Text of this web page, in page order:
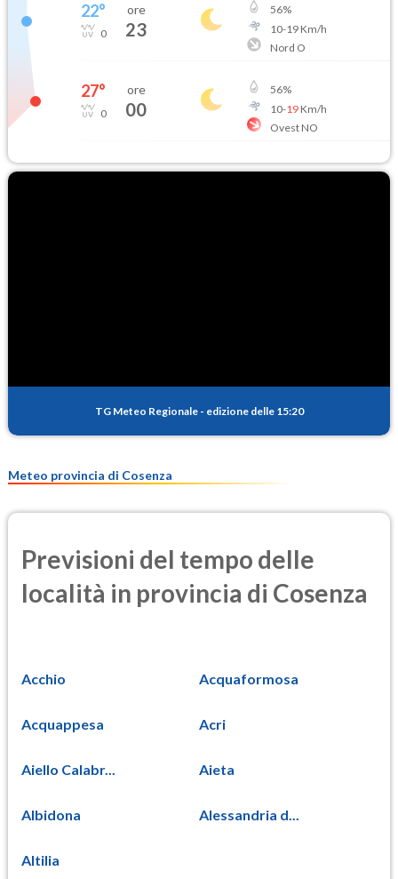
22°
0
ore
23
56%
10-19Km/h
Nord O
27°
0
ore
00
56%
10-19Km/h
Ovest NO
TG Meteo Regionale - edizione delle 15:20
Meteo provincia di Cosenza
Previsioni del tempo delle
località in provincia di Cosenza
Acchio Acquaformosa
Acquappesa Acri
Aiello Calabr... Aieta
Albidona Alessandria d...
Altilia